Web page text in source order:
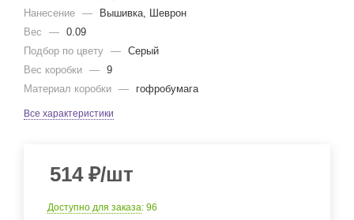
Нанесение —
Вышивка, Шеврон
Вес
— 0.09
Подбор по цвету — Серый
Вес коробки — 9
Материал коробки — гофробумага
Все характеристики
514₽/шт
Доступно для заказа: 96